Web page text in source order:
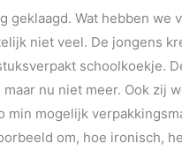
geklaagd. Wat hebben we
niet veel. De jongens
schoolkoekje.
nu niet meer. Ook zij
min mogelijk
om, hoe ironisch,